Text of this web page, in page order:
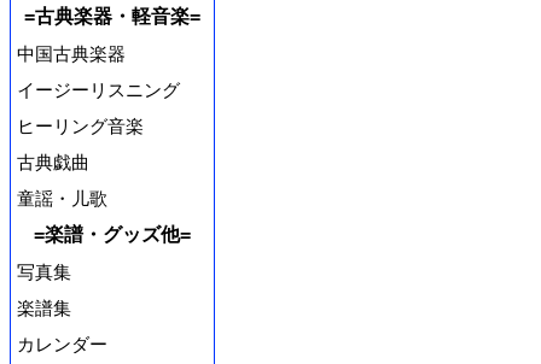
=古典楽器・軽音楽=
中国古典楽器
イージーリスニング
ヒーリング音楽
古典戯曲
童謡・儿歌
=楽譜・グッズ他=
写真集
楽譜集
カレンダー